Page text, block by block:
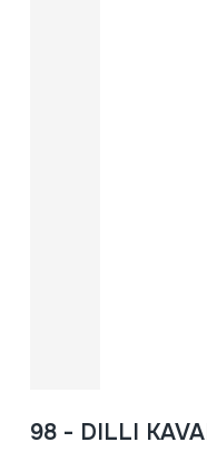
98 - DILLI